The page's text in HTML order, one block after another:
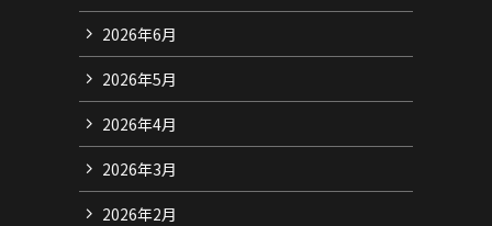
2026年6月
2026年5月
2026年4月
2026年3月
2026年2月